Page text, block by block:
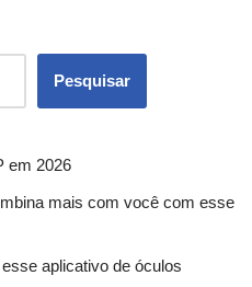
Pesquisar
em 2026
mais com você com esse
aplicativo de óculos